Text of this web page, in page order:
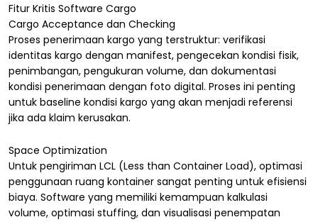
Fitur Kritis Software Cargo
Cargo Acceptance dan Checking
Proses penerimaan kargo yang terstruktur: verifikasi
identitas kargo dengan manifest, pengecekan kondisi fisik,
penimbangan, pengukuran volume, dan dokumentasi
kondisi penerimaan dengan foto digital. Proses ini penting
untuk baseline kondisi kargo yang akan menjadi referensi
jika ada klaim kerusakan.
Space Optimization
Untuk pengiriman LCL (Less than Container Load), optimasi
penggunaan ruang kontainer sangat penting untuk efisiensi
biaya. Software yang memiliki kemampuan kalkulasi
volume, optimasi stuffing, dan visualisasi penempatan